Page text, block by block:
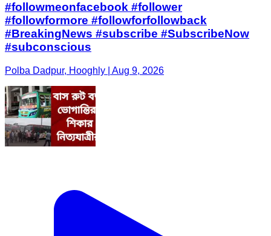
#followmeonfacebook #follower
#followformore #followforfollowback
#BreakingNews #subscribe #SubscribeNow
#subconscious
Polba Dadpur, Hooghly | Aug 9, 2026